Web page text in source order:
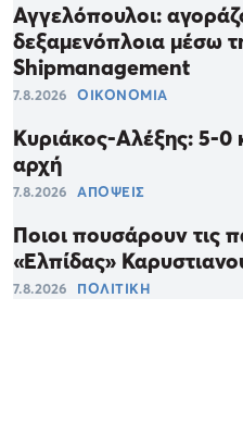
Αγγελόπουλοι:
δεξαμενόπλοια μέσω
Shipmanagement
7.8.2026 ΟΙΚΟΝΟΜΙΑ
Κυριάκος-Αλέξης: 5-0
αρχή
7.8.2026 ΑΠΟΨΕΙΣ
Ποιοι πουσάρουν τις
«Ελπίδας»
7.8.2026 ΠΟΛΙΤΙΚΗ